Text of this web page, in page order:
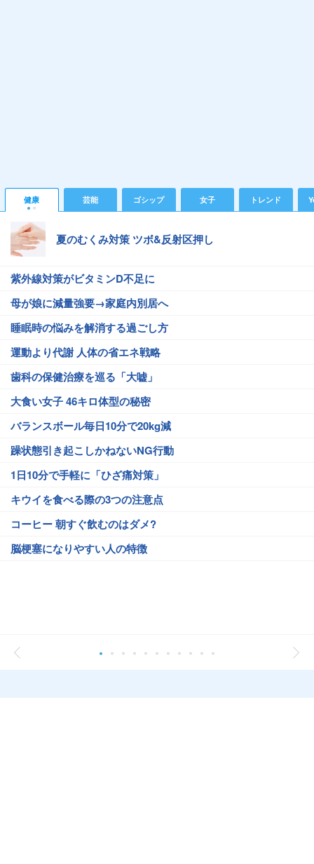
健康 芸能 ゴシップ 女子 トレンド
夏のむくみ対策 ツボ&反射区押し
紫外線対策がビタミンD不足に
母が娘に減量強要→家庭内別居へ
睡眠時の悩みを解消する過ごし方
運動より代謝 人体の省エネ戦略
歯科の保健治療を巡る「大嘘」
大食い女子 46キロ体型の秘密
バランスボール毎日10分で20kg減
躁状態引き起こしかねないNG行動
1日10分で手軽に「ひざ痛対策」
キウイを食べる際の3つの注意点
コーヒー 朝すぐ飲むのはダメ?
脳梗塞になりやすい人の特徴